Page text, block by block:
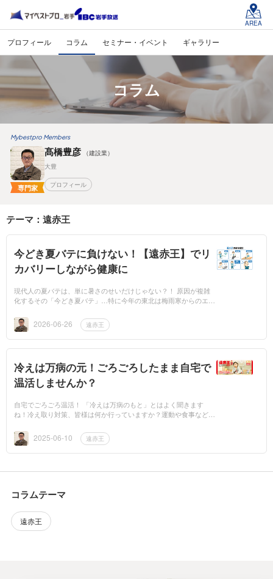
AREA
プロフィール コラム セミナー・イベント ギャラリー
コラム
Mybestpro Members
専門家
髙橋豊彦
（建設業）
大豊
プロフィール
テーマ：遠赤王
今どき夏バテに負けない！【遠赤王】でリ
カバリーしながら健康に
現代人の夏バテは、単に暑さのせいだけじゃない？！ 原因が複雑
化するその「今どき夏バテ」…特に今年の東北は梅雨寒からのエル
負担は大きくな...
2026-06-26 遠赤王
冷えは万病の元！ごろごろしたまま自宅で
温活しませんか？
自宅でごろごろ温活！ 「冷えは万病のもと」とはよく聞きます
ね！冷え取り対策、皆様は何か行っていますか？運動や食事など、
「そもそも何をした...
2025-06-10 遠赤王
コラムテーマ
遠赤王